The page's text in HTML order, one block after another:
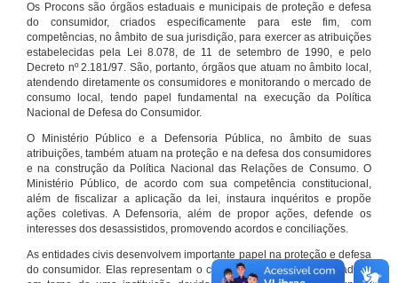
Os Procons são órgãos estaduais e municipais de proteção e defesa
do consumidor, criados especificamente para este fim, com
competências, no âmbito de sua jurisdição, para exercer as atribuições
estabelecidas pela Lei 8.078, de 11 de setembro de 1990, e pelo
Decreto nº 2.181/97. São, portanto, órgãos que atuam no âmbito local,
atendendo diretamente os consumidores e monitorando o mercado de
consumo local, tendo papel fundamental na execução da Política
Nacional de Defesa do Consumidor.
O Ministério Público e a Defensoria Pública, no âmbito de suas
atribuições, também atuam na proteção e na defesa dos consumidores
e na construção da Política Nacional das Relações de Consumo. O
Ministério Público, de acordo com sua competência constitucional,
além de fiscalizar a aplicação da lei, instaura inquéritos e propõe
ações coletivas. A Defensoria, além de propor ações, defende os
interesses dos desassistidos, promovendo acordos e conciliações.
As entidades civis desenvolvem importante papel na proteção e defesa
do consumidor. Elas representam o conjunto organizado de cidadãos